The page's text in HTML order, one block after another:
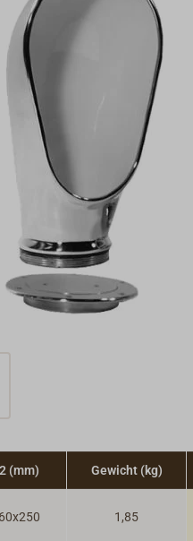
(mm) Gewicht (kg)
1,85